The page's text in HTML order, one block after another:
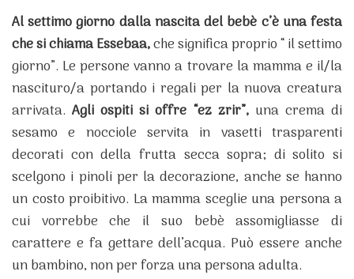
Al settimo giorno dalla nascita del bebè c’è una festa
che si chiama Essebaa,che significa proprio “ il settimo
giorno”. Le persone vanno a trovare la mamma e il/la
nascituro/a portando i regali per la nuova creatura
arrivata.Agli ospiti si offre “ez zrir”,una crema di
sesamo e nocciole servita in vasetti trasparenti
decorati con della frutta secca sopra; di solito si
scelgono i pinoli per la decorazione, anche se hanno
un costo proibitivo. La mamma sceglie una persona a
cui vorrebbe che il suo bebè assomigliasse di
carattere e fa gettare dell’acqua. Può essere anche
un bambino, non per forza una persona adulta.